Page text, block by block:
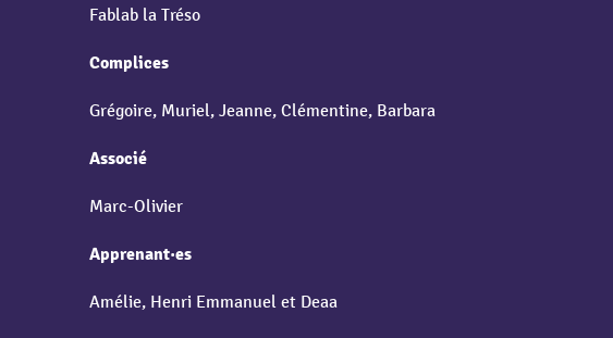
Fablab la Tréso
Complices
Grégoire, Muriel, Jeanne, Clémentine, Barbara
Associé
Marc-Olivier
Apprenant·es
Amélie, Henri Emmanuel et Deaa